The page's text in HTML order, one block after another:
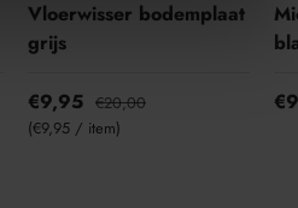
Vloerwisser bodemplaat
grijs
€9,95 €20,00
Eenheid prijs
€9,95 / item